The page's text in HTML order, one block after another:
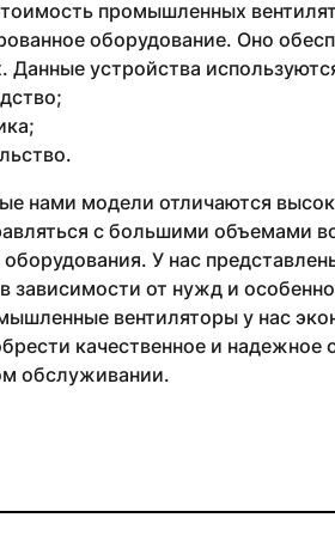
промышленных
оборудование. Оно
Данные устройства
нами модели отличаются
с большими объемами
оборудования. У нас
зависимости от нужд и
вентиляторы у нас
качественное и
обслуживании.